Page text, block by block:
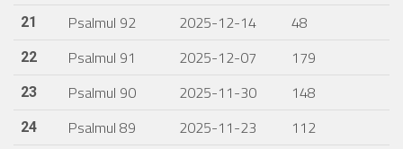
21 Psalmul 92 2025-12-14 48
22 Psalmul 91 2025-12-07 179
23 Psalmul 90 2025-11-30 148
24 Psalmul 89 2025-11-23 112